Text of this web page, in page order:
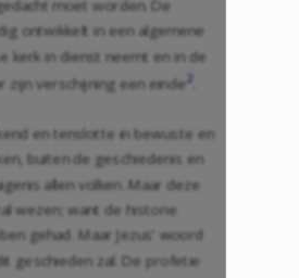
moet worden. De
ontwikkelt in een algemene
kerk in dienst neemt en in de
verschijning een einde
en tenslotte in bewuste en
buiten de geschiedenis en
allen volken. Maar deze
wezen; want de historie
gehad. Maar Jezus’ woord
geschieden zal. De profetie